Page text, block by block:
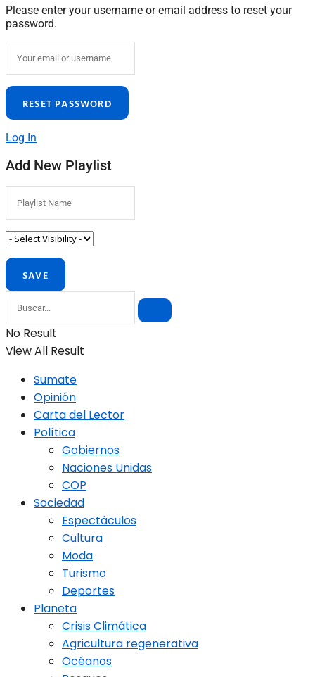
Please enter your username or email address to reset your
password.
Log In
Add New Playlist
No Result
View All Result
Sumate
Opinión
Carta del Lector
Política
Gobiernos
Naciones Unidas
COP
Sociedad
Espectáculos
Cultura
Moda
Turismo
Deportes
Planeta
Crisis Climática
Agricultura regenerativa
Océanos